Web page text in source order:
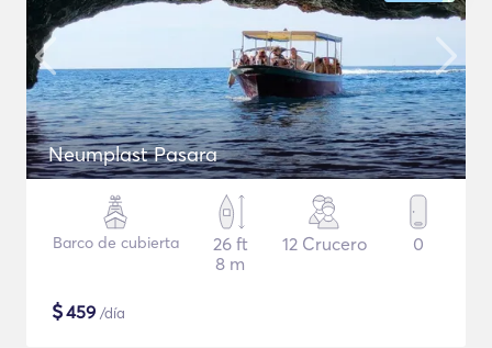
Neumplast Pasara
Barco de cubierta
26 ft
8 m
12 Crucero 0
$459 /día